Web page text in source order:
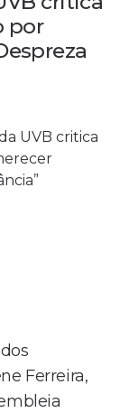
por
Ferreira,